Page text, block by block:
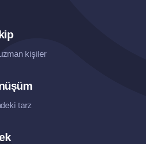
kişiler
tarz